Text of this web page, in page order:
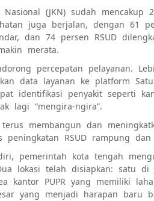
Nasional (JKN) sudah
juga berjalan, dengan 61
dan 74 persen RSUD
merata.
percepatan pelayanan.
data layanan ke platform
identifikasi penyakit seperti
lagi “mengira-ngira”.
membangun dan
RSUD rampung
pemerintah kota tengah
lokasi telah disiapkan: satu di
kantor PUPR yang memiliki
yang menjadi harapan baru